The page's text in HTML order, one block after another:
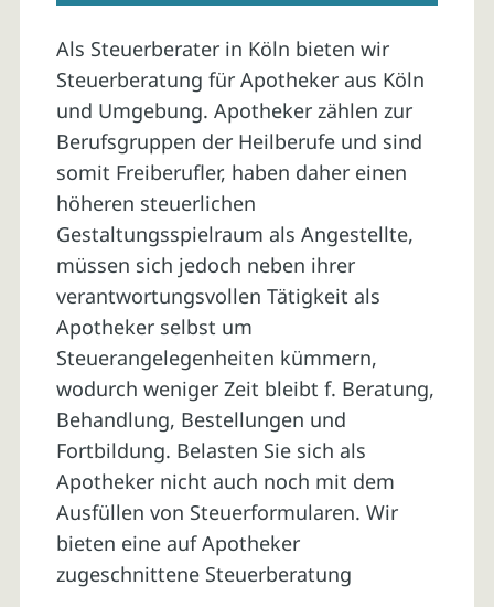
Als Steuerberater in Köln bieten wir
Steuerberatung für Apotheker aus Köln
und Umgebung. Apotheker zählen zur
Berufsgruppen der Heilberufe und sind
somit Freiberufler, haben daher einen
höheren steuerlichen
Gestaltungsspielraum als Angestellte,
müssen sich jedoch neben ihrer
verantwortungsvollen Tätigkeit als
Apotheker selbst um
Steuerangelegenheiten kümmern,
wodurch weniger Zeit bleibt f. Beratung,
Behandlung, Bestellungen und
Fortbildung. Belasten Sie sich als
Apotheker nicht auch noch mit dem
Ausfüllen von Steuerformularen. Wir
bieten eine auf Apotheker
zugeschnittene Steuerberatung